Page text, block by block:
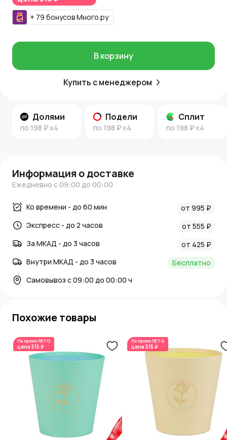
+ 79 бонусовМного.ру
В корзину
Купить с менеджером
Долями
по 198 ₽x4
Подели
по 198 ₽x4
Сплит
по 198 ₽x4
Купить кашпо можно в интернет-магазине AzaliaNow с
следующих заказов.
Узнайте больше:
Полезные советы и идеи декора — вновостях AzaliaNow
Информация о доставке
Ежедневно с 09:00 до 00:00
Ко времени - до 60 мин
от 995 ₽
Экспресс - до 2 часов
от 555 ₽
За МКАД - до 3 часов
от 425 ₽
Внутри МКАД - до 3 часов
Бесплатно
Самовывоз с 09:00 до 00:00 ч
Похожие товары
По промоЛЕТО
цена 515 ₽
По промоЛЕТО
цена 515 ₽